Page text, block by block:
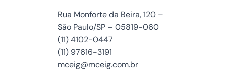
Rua Monforte da Beira, 120 –
São Paulo/SP – 05819-060
(11) 4102-0447
(11) 97616-3191
mceig@mceig.com.br